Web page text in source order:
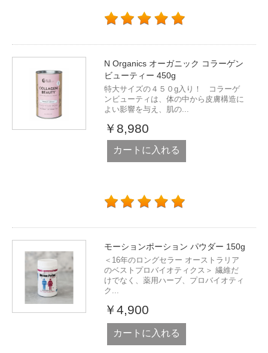
N Organics オーガニック コラーゲン
ビューティー 450g
特大サイズの４５０g入り！ コラーゲ
ンビューティは、体の中から皮膚構造に
よい影響を与え、肌の...
￥8,980
カートに入れる
モーションポーション パウダー 150g
＜16年のロングセラー オーストラリア
のベストプロバイオティクス＞ 繊維だ
けでなく、薬用ハーブ、プロバイオティ
ク...
￥4,900
カートに入れる